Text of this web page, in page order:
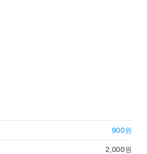
900원
2,000원